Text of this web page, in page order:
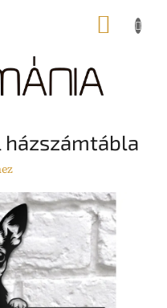
KOSÁR
házszámtábla